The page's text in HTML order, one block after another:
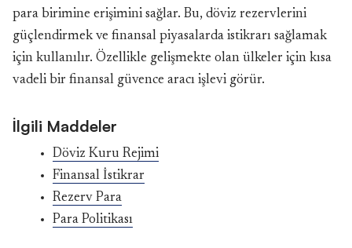
para birimine erişimini sağlar. Bu, döviz rezervlerini
güçlendirmek ve finansal piyasalarda istikrarı sağlamak
için kullanılır. Özellikle gelişmekte olan ülkeler için kısa
vadeli bir finansal güvence aracı işlevi görür.
İlgili Maddeler
Döviz Kuru Rejimi
Finansal İstikrar
Rezerv Para
Para Politikası